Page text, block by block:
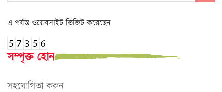
এ পর্যন্ত ওয়েবসাইট ভিজিট করেছেন
সম্পৃক্ত হোন
সহযোগিতা করুন